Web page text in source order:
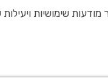
מודעות שימושיות